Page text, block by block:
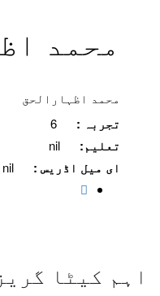
محمد
محمد اظہارالحق
تجربہ :
تعلیم:
ای میل اڈریس :
اہم کیٹا گریز